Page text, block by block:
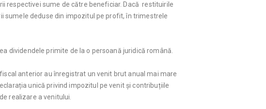
respectivei sume de către beneficiar. Dacă restituirile
sumele deduse din impozitul pe profit, în trimestrele
dividendele primite de la o persoană juridică română.
anterior au înregistrat un venit brut anual mai mare
unică privind impozitul pe venit și contribuțiile
realizare a venitului.